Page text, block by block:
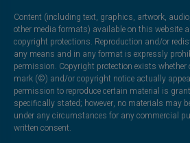
Content (including text, graphics, artwork,
other media formats) available on this website
copyright protections. Reproduction and/or
any means and in any format is expressly
permission. Copyright protection exists
mark (©) and/or copyright notice actually
permission to reproduce certain material is
specifically stated; however, no materials may
under any circumstances for any commercial
written consent.